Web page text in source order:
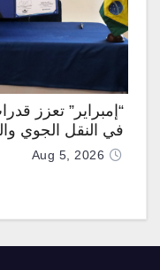
“إمبراير” تعزز
في النقل الجوي
تزويدها بطائرتي “كيه سي-390
Aug 5, 2026